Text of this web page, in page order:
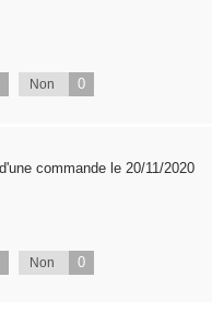
Non 0
commande le 20/11/2020
Non 0